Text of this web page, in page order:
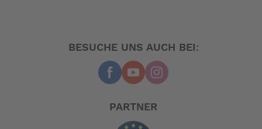
BESUCHE UNS AUCH BEI:
PARTNER